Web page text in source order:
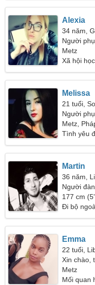
Alexia
34 năm,
Người
Metz
Xã hội
Melissa
21 tuổi,
Người
Metz,
Tình yêu
Martin
36 năm,
Người
32
177 cm
Đi bộ
Emma
22 tuổi,
Xin chào,
Metz
Mối quan